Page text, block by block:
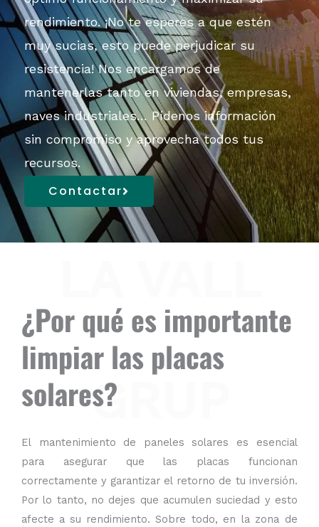
rendimiento.¡No te esperes a que estén
muy sucias, esto puede perjudicar su
resistencia!Nos encargamos de
mantenerlas tanto en viviendas, empresas,
naves industriales… Pídenosinformación
sin compromiso y aprovecha todos tus
recursos.
Contactar
¿Por qué es importante
limpiar las placas
solares?
El mantenimiento de paneles solares es esencial
para asegurar que las placas funcionan
correctamente y garantizar el retorno de tu inversión.
Por lo tanto, no dejes que acumulen suciedad y esto
afecte a su rendimiento. Sobre todo, en la zona de
GRUP